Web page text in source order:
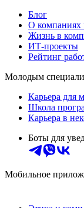
Блог
О компаниях
Жизнь в
ИТ-проекты
Рейтинг
Молодым
Карьера для
Школа
Карьера в
Боты для
Мобильное